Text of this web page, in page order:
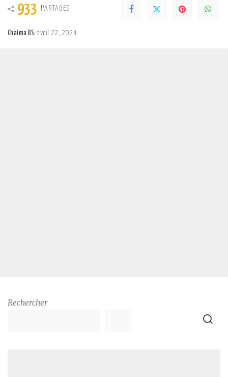
933 PARTAGES
Chaima BS avril 22, 2024
Rechercher